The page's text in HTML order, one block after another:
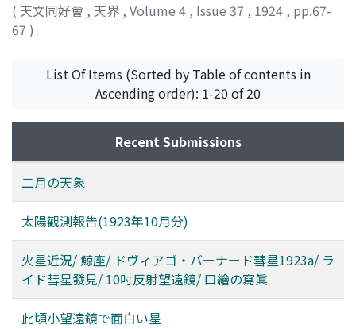
( 天文同好會 , 天界 , Volume 4 , Issue 37 , 1924 , pp.67-
67 )
List Of Items (Sorted by Table of contents in
Ascending order): 1-20 of 20
Recent Submissions
二月の天象
太陽觀測報告(1923年10月分)
火星近況/ 鯨座/ ドヴィアゴ・バーナード彗星1923a/ ラ
イド彗星發見/ 10吋反射望遠鏡/ 口繪の寫眞
此頃小望遠鏡で面白い星